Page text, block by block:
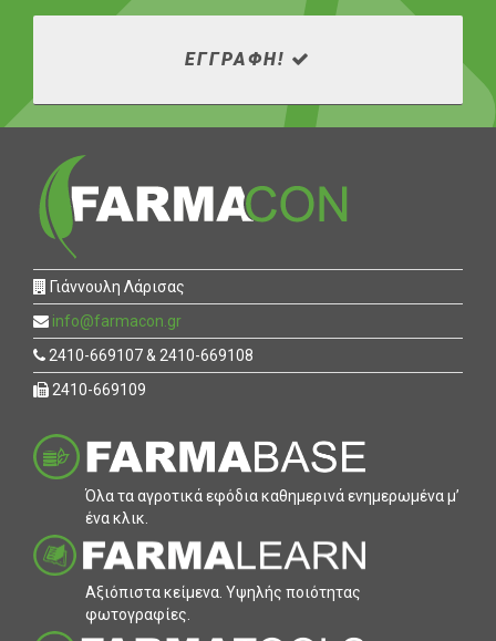
ΕΓΓΡΑΦΗ!
Γιάννουλη Λάρισας
info@farmacon.gr
2410-669107 & 2410-669108
2410-669109
Όλα τα αγροτικά εφόδια καθηµερινά ενηµερωµένα µ’
ένα κλικ.
Αξιόπιστα κείµενα. Υψηλής ποιότητας
φωτογραφίες.